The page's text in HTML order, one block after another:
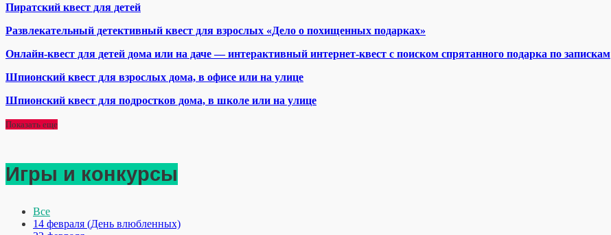
Пиратский квест для детей
Развлекательный детективный квест для взрослых «Дело о похищенных подарках»
Онлайн-квест для детей дома или на даче — интерактивный интернет-квест с поиском спрятанного подарка по запискам
Шпионский квест для взрослых дома, в офисе или на улице
Шпионский квест для подростков дома, в школе или на улице
Показать еще
Игры и конкурсы
Все
14 февраля (День влюбленных)